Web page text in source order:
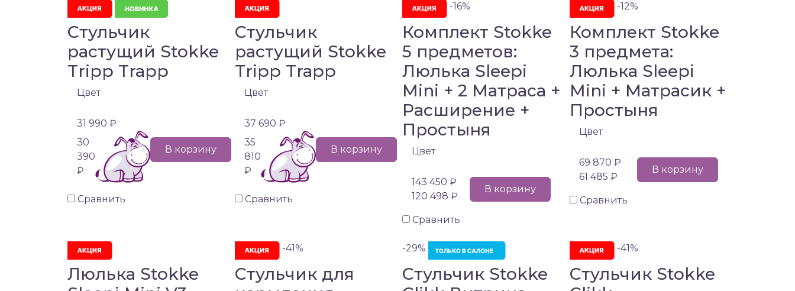
Стульчик
растущий Stokke
Tripp Trapp
Цвет
31 990 ₽
30
390
₽
В корзину
Сравнить
Стульчик
растущий Stokke
Tripp Trapp
Цвет
37 690 ₽
35
810
₽
В корзину
Сравнить
-16%
Комплект Stokke
5 предметов:
Люлька Sleepi
Mini + 2 Матраса +
Расширение +
Простыня
Цвет
143 450 ₽
120 498 ₽
В корзину
Сравнить
-12%
Комплект Stokke
3 предмета:
Люлька Sleepi
Mini + Матрасик +
Простыня
Цвет
69 870 ₽
61 485 ₽
В корзину
Сравнить
Люлька Stokke
-41%
Стульчик для
-29%
Стульчик Stokke
-41%
Стульчик Stokke